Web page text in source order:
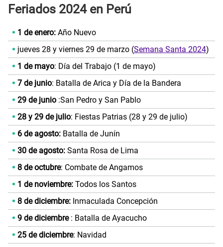
Feriados 2024 en Perú
1 de enero: Año Nuevo
jueves 28 y viernes 29 de marzo (Semana Santa 2024)
1 de mayo: Día del Trabajo (1 de mayo)
7 de junio: Batalla de Arica y Día de la Bandera
29 de junio:San Pedro y San Pablo
28 y 29 de julio: Fiestas Patrias (28 y 29 de julio)
6 de agosto:Batalla de Junín
30 de agosto:Santa Rosa de Lima
8 de octubre: Combate de Angamos
1 de noviembre:Todos los Santos
8 de diciembre:Inmaculada Concepción
9 de diciembre : Batalla de Ayacucho
25 de diciembre: Navidad